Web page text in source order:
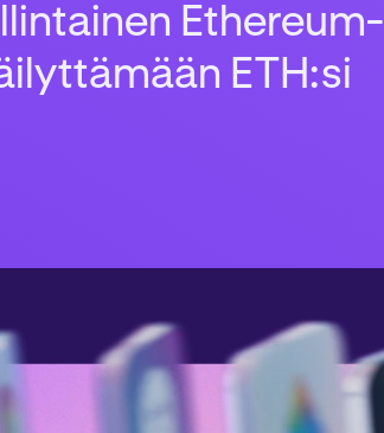
Ethereum-
ETH:si